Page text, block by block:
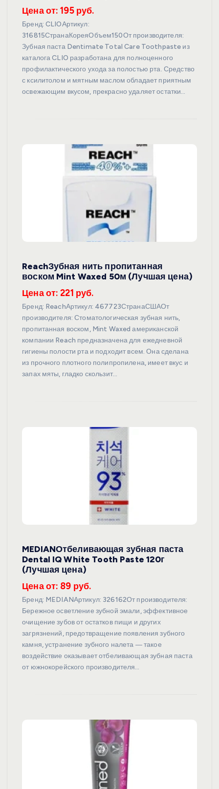
Цена от: 195 руб.
Бренд: CLIOАртикул:
316815СтранаКореяОбъем150От производителя:
Зубная паста Dentimate Total Care Toothpaste из
каталога CLIO разработана для полноценного
профилактического ухода за полостью рта. Средство
с ксилитолом и мятным маслом обладает приятным
освежающим вкусом, прекрасно удаляет остатки…
ReachЗубная нить пропитанная
воском Mint Waxed 50м (Лучшая цена)
Цена от: 221 руб.
Бренд: ReachАртикул: 467723СтранаСШАОт
производителя: Стоматологическая зубная нить,
пропитанная воском, Mint Waxed американской
компании Reach предназначена для ежедневной
гигиены полости рта и подходит всем. Она сделана
из прочного плотного полипропилена, имеет вкус и
запах мяты, гладко скользит…
MEDIANОтбеливающая зубная паста
Dental IQ White Tooth Paste 120г
(Лучшая цена)
Цена от: 89 руб.
Бренд: MEDIANАртикул: 326162От производителя:
Бережное осветление зубной эмали, эффективное
очищение зубов от остатков пищи и других
загрязнений, предотвращение появления зубного
камня, устранение зубного налета ― такое
воздействие оказывает отбеливающая зубная паста
от южнокорейского производителя…